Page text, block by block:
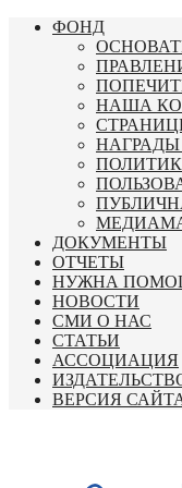
Перейти
содержимому
ФОНД
НАША
ДОКУМЕНТЫ
ОТЧЕТЫ
НУЖНА
НОВОСТИ
СМИ О НАС
СТАТЬИ
АССОЦИАЦИЯ
ВЕРСИЯ